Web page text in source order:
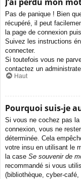
Pas de panique ! Bien
récupéré, il peut
la page de connexion
Suivez les instructions
connecter.
Si toutefois vous ne
contactez un
Haut
Pourquoi suis-je
Si vous ne cochez pas la
connexion, vous ne
déterminée. Cela
votre insu en utilisant le
la case Se souvenir de
recommandé si vous
(bibliothèque, cyber-